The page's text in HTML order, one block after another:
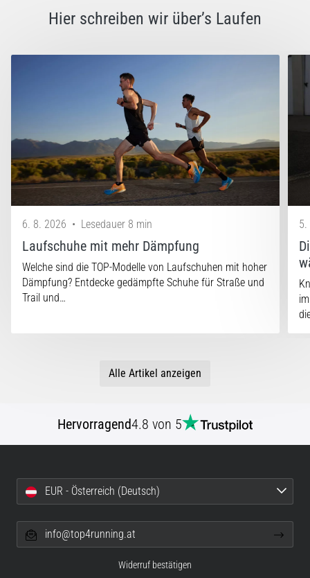
Hier schreiben wir über’s Laufen
6. 8. 2026 • Lesedauer 8 min
Laufschuhe mit mehr Dämpfung
Welche sind die TOP-Modelle von Laufschuhen mit hoher
Dämpfung? Entdecke gedämpfte Schuhe für Straße und
Trail und…
5.
Alle Artikel anzeigen
Hervorragend4.8 von 5
EUR - Österreich (Deutsch)
info@top4running.at
Widerruf bestätigen